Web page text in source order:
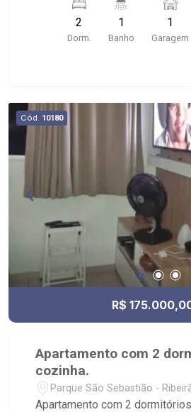
vaga de garagem sendo
principais avenidas da cidade,
panificadoras, posto de
2
Dorm.
1
Banho
1
Garagem
Cód. 10180
R$
Apartamento com 2
cozinha.
Parque São Sebastião -
Apartamento com 2